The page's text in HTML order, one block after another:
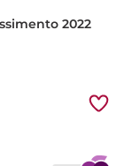
2022